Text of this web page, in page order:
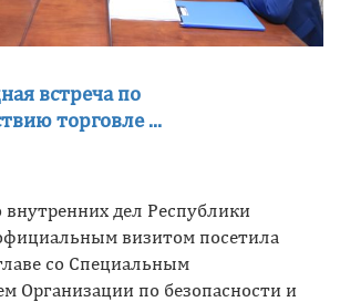
встреча по
торговле ...
дел Республики
визитом посетила
со Специальным
Организации по безопасности и